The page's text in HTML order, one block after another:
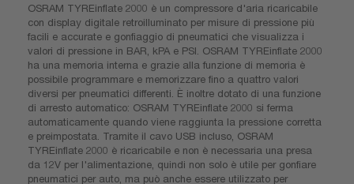
OSRAM TYREinflate 2000 è un compressore d'aria ricaricabile
con display digitale retroilluminato per misure di pressione più
facili e accurate e gonfiaggio di pneumatici che visualizza i
valori di pressione in BAR, kPA e PSI. OSRAM TYREinflate 2000
ha una memoria interna e grazie alla funzione di memoria è
possibile programmare e memorizzare fino a quattro valori
diversi per pneumatici differenti. È inoltre dotato di una funzione
di arresto automatico: OSRAM TYREinflate 2000 si ferma
automaticamente quando viene raggiunta la pressione corretta
e preimpostata. Tramite il cavo USB incluso, OSRAM
TYREinflate 2000 è ricaricabile e non è necessaria una presa
da 12V per l'alimentazione, quindi non solo è utile per gonfiare
pneumatici per auto, ma può anche essere utilizzato per